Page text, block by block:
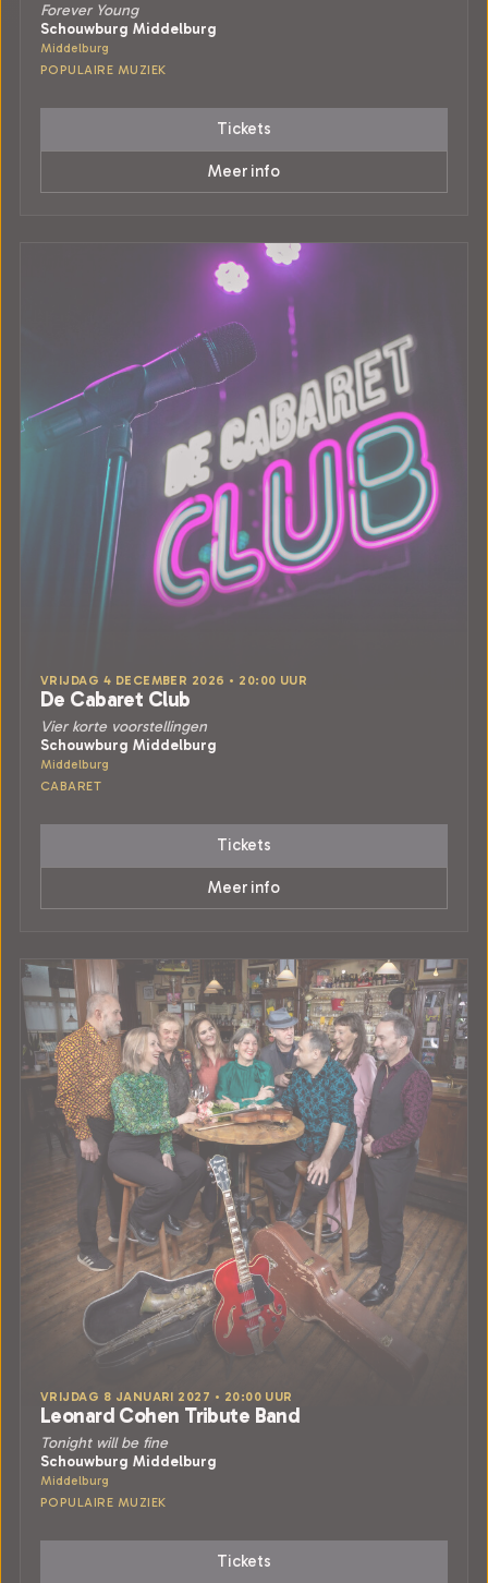
Forever Young
Schouwburg Middelburg
Middelburg
POPULAIRE MUZIEK
Tickets
Meer info
VRIJDAG 4 DECEMBER 2026 • 20:00 UUR
De Cabaret Club
Vier korte voorstellingen
Schouwburg Middelburg
Middelburg
CABARET
Tickets
Meer info
VRIJDAG 8 JANUARI 2027 • 20:00 UUR
Leonard Cohen Tribute Band
Tonight will be fine
Schouwburg Middelburg
Middelburg
POPULAIRE MUZIEK
Tickets